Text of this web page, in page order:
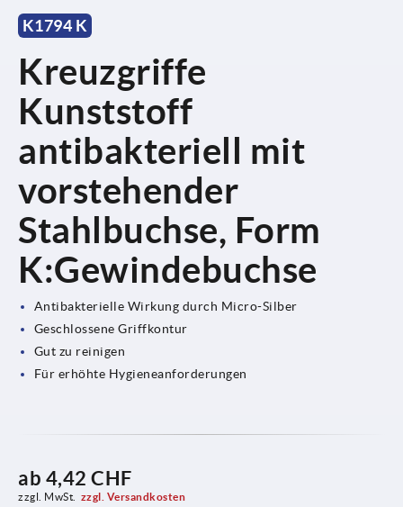
K1794 K
Kreuzgriffe
Kunststoff
antibakteriell mit
vorstehender
Stahlbuchse, Form
K:Gewindebuchse
Antibakterielle Wirkung durch Micro-Silber
Geschlossene Griffkontur
Gut zu reinigen
Für erhöhte Hygieneanforderungen
ab 4,42 CHF
zzgl. MwSt. zzgl. Versandkosten